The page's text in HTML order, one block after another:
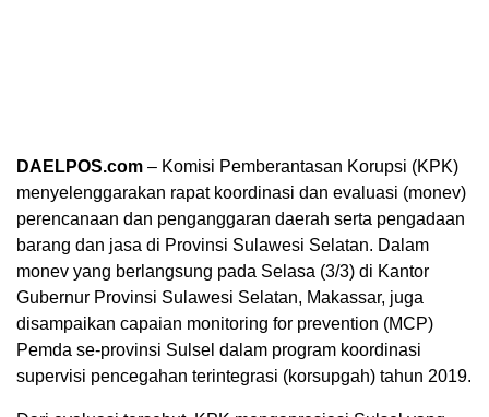
DAELPOS.com – Komisi Pemberantasan Korupsi (KPK)
menyelenggarakan rapat koordinasi dan evaluasi (monev)
perencanaan dan penganggaran daerah serta pengadaan
barang dan jasa di Provinsi Sulawesi Selatan. Dalam
monev yang berlangsung pada Selasa (3/3) di Kantor
Gubernur Provinsi Sulawesi Selatan, Makassar, juga
disampaikan capaian monitoring for prevention (MCP)
Pemda se-provinsi Sulsel dalam program koordinasi
supervisi pencegahan terintegrasi (korsupgah) tahun 2019.